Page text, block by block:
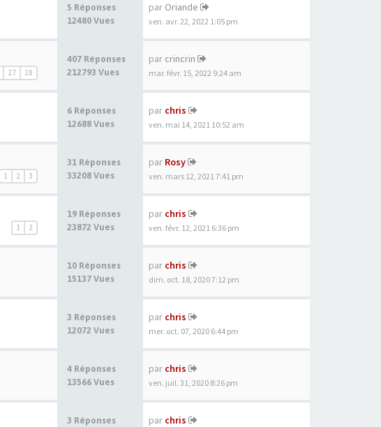
5 Réponses
12480 Vues
par Oriande
ven. avr. 22, 2022 1:05 pm
27 28
407 Réponses
212793 Vues
par crincrin
mar. févr. 15, 2022 9:24 am
6 Réponses
12688 Vues
par chris
ven. mai 14, 2021 10:52 am
1 2 3
31 Réponses
33208 Vues
par Rosy
ven. mars 12, 2021 7:41 pm
1 2
19 Réponses
23872 Vues
par chris
ven. févr. 12, 2021 6:36 pm
10 Réponses
15137 Vues
par chris
dim. oct. 18, 2020 7:12 pm
3 Réponses
12072 Vues
par chris
mer. oct. 07, 2020 6:44 pm
4 Réponses
13566 Vues
par chris
ven. juil. 31, 2020 8:26 pm
3 Réponses par chris